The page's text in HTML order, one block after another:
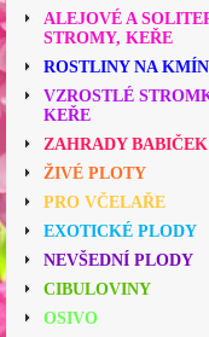
ALEJOVÉ A
STROMY, KEŘE
ROSTLINY NA
VZROSTLÉ
KEŘE
ZAHRADY BABIČEK
ŽIVÉ PLOTY
PRO VČELAŘE
EXOTICKÉ PLODY
NEVŠEDNÍ PLODY
CIBULOVINY
OSIVO